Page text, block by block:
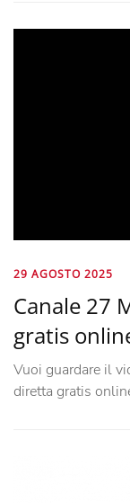
29 AGOSTO 2025
Canale 27
gratis
Vuoi guardare il
diretta gratis